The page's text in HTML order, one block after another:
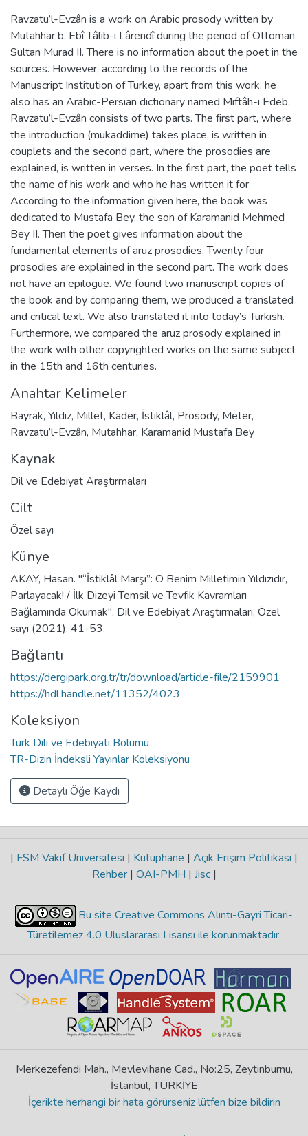
Ravzatu’l-Evzân is a work on Arabic prosody written by
Mutahhar b. Ebî Tâlib-i Lârendî during the period of Ottoman
Sultan Murad II. There is no information about the poet in the
sources. However, according to the records of the
Manuscript Institution of Turkey, apart from this work, he
also has an Arabic-Persian dictionary named Miftâh-ı Edeb.
Ravzatu’l-Evzân consists of two parts. The first part, where
the introduction (mukaddime) takes place, is written in
couplets and the second part, where the prosodies are
explained, is written in verses. In the first part, the poet tells
the name of his work and who he has written it for.
According to the information given here, the book was
dedicated to Mustafa Bey, the son of Karamanid Mehmed
Bey II. Then the poet gives information about the
fundamental elements of aruz prosodies. Twenty four
prosodies are explained in the second part. The work does
not have an epilogue. We found two manuscript copies of
the book and by comparing them, we produced a translated
and critical text. We also translated it into today’s Turkish.
Furthermore, we compared the aruz prosody explained in
the work with other copyrighted works on the same subject
in the 15th and 16th centuries.
Anahtar Kelimeler
Bayrak, Yıldız, Millet, Kader, İstiklâl, Prosody, Meter,
Ravzatu’l-Evzân, Mutahhar, Karamanid Mustafa Bey
Kaynak
Dil ve Edebiyat Araştırmaları
Cilt
Özel sayı
Künye
AKAY, Hasan. "“İstiklâl Marşı”: O Benim Milletimin Yıldızıdır,
Parlayacak! / İlk Dizeyi Temsil ve Tevfik Kavramları
Bağlamında Okumak". Dil ve Edebiyat Araştırmaları, Özel
sayı (2021): 41-53.
Bağlantı
https://dergipark.org.tr/tr/download/article-file/2159901
https://hdl.handle.net/11352/4023
Koleksiyon
Türk Dili ve Edebiyatı Bölümü
TR-Dizin İndeksli Yayınlar Koleksiyonu
Detaylı Öğe Kaydı
| FSM Vakıf Üniversitesi | Kütüphane | Açık Erişim Politikası |
Rehber | OAI-PMH | Jisc |
Bu site Creative Commons Alıntı-Gayri Ticari-
Türetilemez 4.0 Uluslararası Lisansı ile korunmaktadır.
Merkezefendi Mah., Mevlevihane Cad., No:25, Zeytinburnu,
İstanbul, TÜRKİYE
İçerikte herhangi bir hata görürseniz lütfen bize bildirin